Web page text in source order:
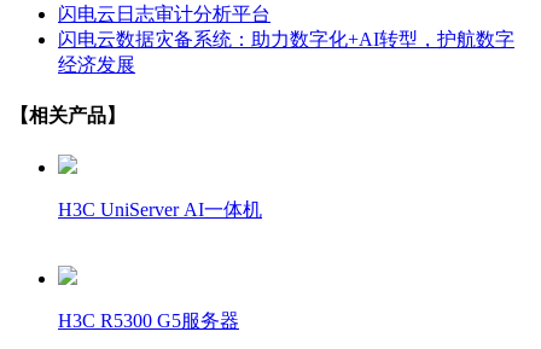
闪电云日志审计分析平台
闪电云数据灾备系统：助力数字化+AI转型，护航数字
经济发展
【相关产品】
H3C UniServer AI一体机
H3C R5300 G5服务器